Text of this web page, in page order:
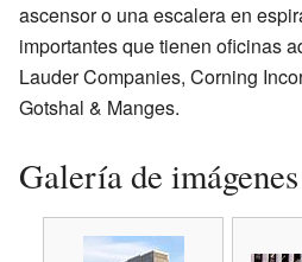
ascensor o una escalera en
importantes que tienen oficinas
Lauder Companies, Corning
Gotshal & Manges.
Galería de imágenes